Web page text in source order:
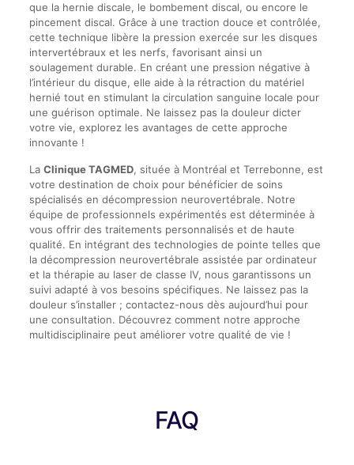
que la hernie discale, le bombement discal, ou encore le
pincement discal. Grâce à une traction douce et contrôlée,
cette technique libère la pression exercée sur les disques
intervertébraux et les nerfs, favorisant ainsi un
soulagement durable. En créant une pression négative à
l’intérieur du disque, elle aide à la rétraction du matériel
hernié tout en stimulant la circulation sanguine locale pour
une guérison optimale. Ne laissez pas la douleur dicter
votre vie, explorez les avantages de cette approche
innovante !
La Clinique TAGMED, située à Montréal et Terrebonne, est
votre destination de choix pour bénéficier de soins
spécialisés en décompression neurovertébrale. Notre
équipe de professionnels expérimentés est déterminée à
vous offrir des traitements personnalisés et de haute
qualité. En intégrant des technologies de pointe telles que
la décompression neurovertébrale assistée par ordinateur
et la thérapie au laser de classe IV, nous garantissons un
suivi adapté à vos besoins spécifiques. Ne laissez pas la
douleur s’installer ; contactez-nous dès aujourd’hui pour
une consultation. Découvrez comment notre approche
multidisciplinaire peut améliorer votre qualité de vie !
FAQ